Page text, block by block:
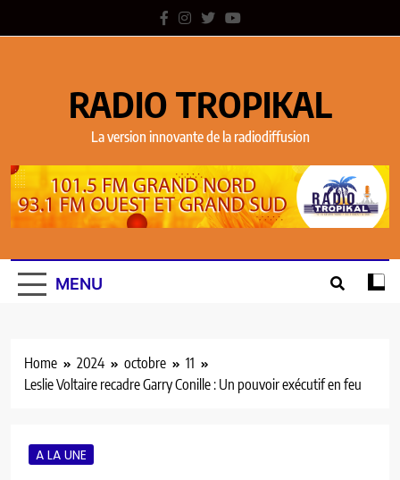
RADIO TROPIKAL
La version innovante de la radiodiffusion
MENU
Home 2024 octobre
11
Leslie Voltaire recadre Garry Conille : Un pouvoir exécutif en feu
A LA UNE